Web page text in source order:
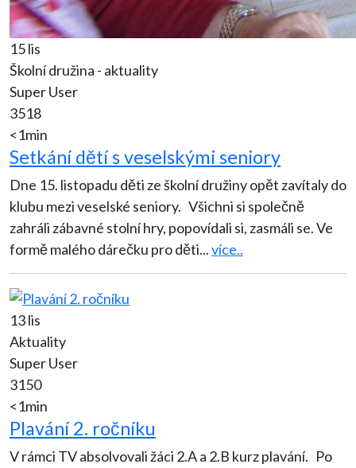
15 lis
Školní družina - aktuality
Super User
3518
<1min
Setkání dětí s veselskými seniory
Dne 15. listopadu děti ze školní družiny opět zavítaly do
klubu mezi veselské seniory. Všichni si společně
zahráli zábavné stolní hry, popovídali si, zasmáli se. Ve
formě malého dárečku pro děti...více..
13 lis
Aktuality
Super User
3150
<1min
Plavání 2. ročníku
V rámci TV absolvovali žáci 2.A a 2.B kurz plavání. Po